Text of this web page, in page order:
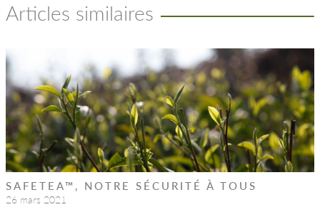
Articles similaires
SAFETEA™, NOTRE SÉCURITÉ À TOUS
26 mars 2021